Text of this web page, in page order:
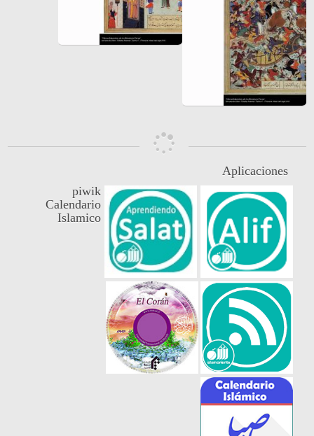
Aplicaciones
piwik
Calendario
Islamico